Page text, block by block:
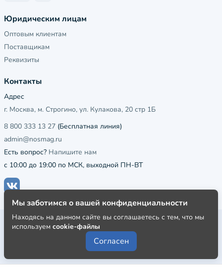
Юридическим лицам
Оптовым клиентам
Поставщикам
Реквизиты
Контакты
Адрес
г. Москва, м. Строгино, ул. Кулакова, 20 стр 1Б
8 800 333 13 27 (Бесплатная линия)
admin@nosmag.ru
Есть вопрос? Напишите нам
с 10:00 до 19:00 по МСК, выходной ПН-ВТ
Публичная оферта
Пользовательское соглашение
Политика конфиденциальности
Мы заботимся о вашей конфиденциальности
Находясь на данном сайте вы соглашаетесь с тем, что мы
используем cookie-файлы
Согласен